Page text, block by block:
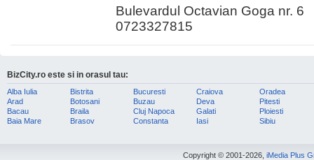
Bulevardul Octavian Goga nr. 6
0723327815
BizCity.ro este si in orasul tau:
Alba Iulia
Arad
Bacau
Baia Mare
Bistrita
Botosani
Braila
Brasov
Bucuresti
Buzau
Cluj Napoca
Constanta
Craiova
Deva
Galati
Iasi
Oradea
Pitesti
Ploiesti
Sibiu
Copyright © 2001-2026, iMedia Plus